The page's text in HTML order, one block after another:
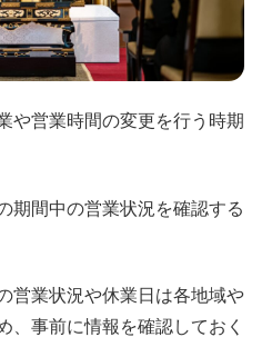
や営業時間の変更を行う時期
期間中の営業状況を確認する
営業状況や休業日は各地域や
、事前に情報を確認しておく